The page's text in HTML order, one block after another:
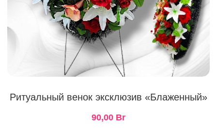
Ритуальный венок эксклюзив «Блаженный»
90,00 Br